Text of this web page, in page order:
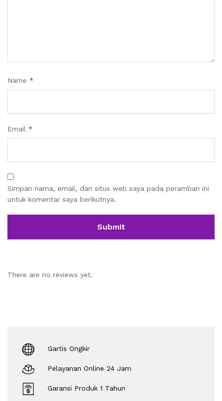
Name *
Email *
Simpan nama, email, dan situs web saya pada peramban ini
untuk komentar saya berikutnya.
There are no reviews yet.
Gartis Ongkir
Pelayanan Online 24 Jam
Garansi Produk 1 Tahun